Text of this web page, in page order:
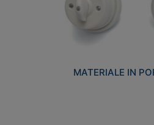
MATERIALE IN